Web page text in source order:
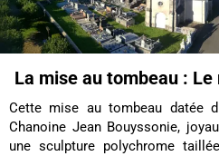
La mise au tombeau :
Cette mise au tombeau datée
Chanoine Jean Bouyssonie,
une sculpture polychrome